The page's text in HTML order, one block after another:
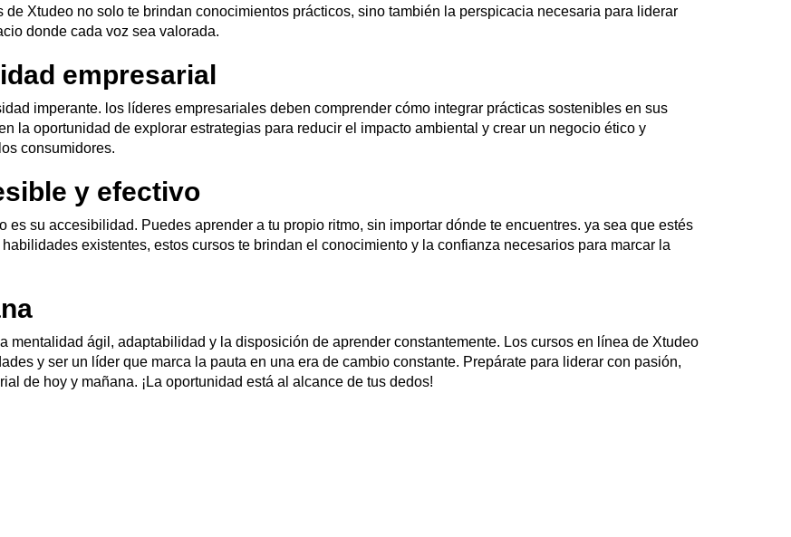
Xtudeo no solo te brindan conocimientos prácticos, sino también la perspicacia necesaria para liderar
donde cada voz sea valorada.
empresarial
imperante. los líderes empresariales deben comprender cómo integrar prácticas sostenibles en sus
la oportunidad de explorar estrategias para reducir el impacto ambiental y crear un negocio ético y
consumidores.
y efectivo
su accesibilidad. Puedes aprender a tu propio ritmo, sin importar dónde te encuentres. ya sea que estés
existentes, estos cursos te brindan el conocimiento y la confianza necesarios para marcar la
mentalidad ágil, adaptabilidad y la disposición de aprender constantemente. Los cursos en línea de Xtudeo
y ser un líder que marca la pauta en una era de cambio constante. Prepárate para liderar con pasión,
de hoy y mañana. ¡La oportunidad está al alcance de tus dedos!